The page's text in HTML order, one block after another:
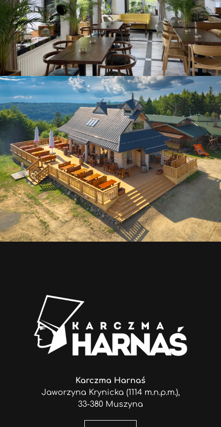
Karczma Harnaś
Jaworzyna Krynicka (1114 m.n.p.m.),
33-380 Muszyna